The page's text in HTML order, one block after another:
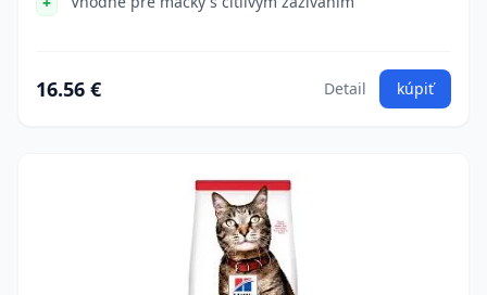
16.56 € Detail kúpiť